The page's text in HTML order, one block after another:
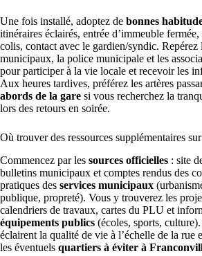
Une fois installé, adoptez de bonnes
itinéraires éclairés, entrée d’immeuble
colis, contact avec le gardien/syndic. Repérez
municipaux, la police municipale et les
pour participer à la vie locale et recevoir les
Aux heures tardives, préférez les artères
abords de la gare si vous recherchez la
lors des retours en soirée.
Où trouver des ressources supplémentaires
Commencez par les sources officielles : site
bulletins municipaux et comptes rendus des
pratiques des services municipaux
publique, propreté). Vous y trouverez les
calendriers de travaux, cartes du PLU et
équipements publics (écoles, sports,
éclairent la qualité de vie à l’échelle de la rue
les éventuels quartiers à éviter à